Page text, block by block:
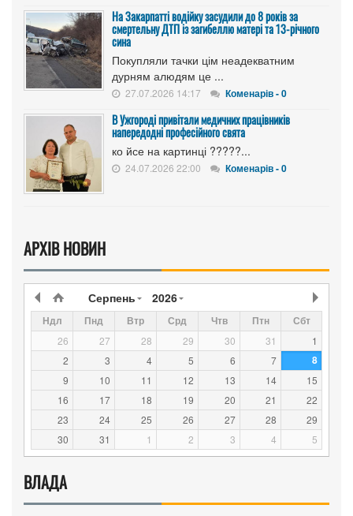
На Закарпатті водійку засудили до 8 років за
смертельну ДТП із загибеллю матері та 13-річного
сина
Покупляли тачки цім неадекватним
дурням алюдям це ...
27.07.2026 14:17 Коменарів - 0
В Ужгороді привітали медичних працівників
напередодні професійного свята
ко йсе на картинці ?????...
24.07.2026 22:00 Коменарів - 0
АРХІВ НОВИН
Серпень 2026
Ндл Пнд Втр Срд Чтв Птн Сбт
26 27 28 29 30 31
1
2
3 4 5 6 7 8
9 10 11 12 13 14
15
16
17 18 19 20 21
22
23
24 25 26 27 28
29
30
31 1 2 3 4 5
ВЛАДА